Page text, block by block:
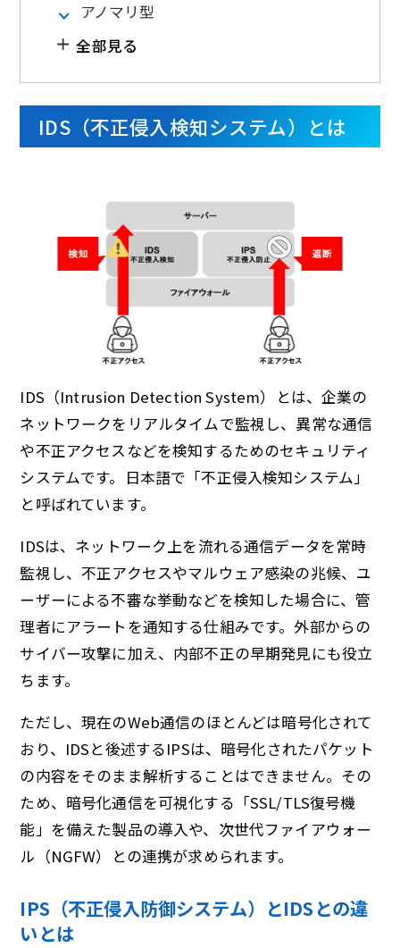
アノマリ型
全部見る
IDS（不正侵入検知システム）とは
IDS（Intrusion Detection System）とは、企業の
ネットワークをリアルタイムで監視し、異常な通信
や不正アクセスなどを検知するためのセキュリティ
システムです。日本語で「不正侵入検知システム」
と呼ばれています。
IDSは、ネットワーク上を流れる通信データを常時
監視し、不正アクセスやマルウェア感染の兆候、ユ
ーザーによる不審な挙動などを検知した場合に、管
理者にアラートを通知する仕組みです。外部からの
サイバー攻撃に加え、内部不正の早期発見にも役立
ちます。
ただし、現在のWeb通信のほとんどは暗号化されて
おり、IDSと後述するIPSは、暗号化されたパケット
の内容をそのまま解析することはできません。その
ため、暗号化通信を可視化する「SSL/TLS復号機
能」を備えた製品の導入や、次世代ファイアウォー
ル（NGFW）との連携が求められます。
IPS（不正侵入防御システム）とIDSとの違
いとは